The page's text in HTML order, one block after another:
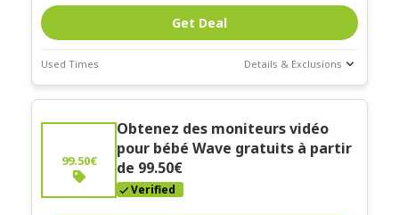
Get Deal
Used Times Details & Exclusions
Deal Stats
Expires:
99.50€
Obtenez des moniteurs vidéo
pour bébé Wave gratuits à partir
de 99.50€
Verified